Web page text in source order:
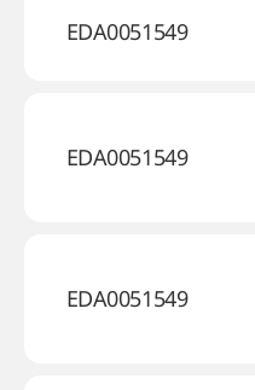
EDA0051549
EDA0051549
EDA0051549